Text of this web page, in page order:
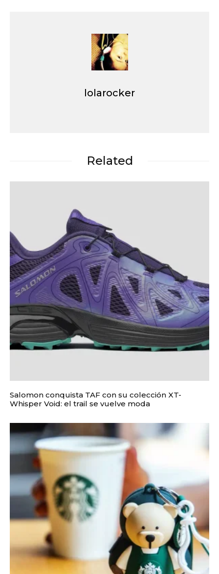
lolarocker
Related
Salomon conquista TAF con su colección XT-
Whisper Void: el trail se vuelve moda